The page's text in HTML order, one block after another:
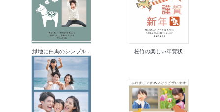
緑地に白馬のシンプル... 松竹の楽しい年賀状